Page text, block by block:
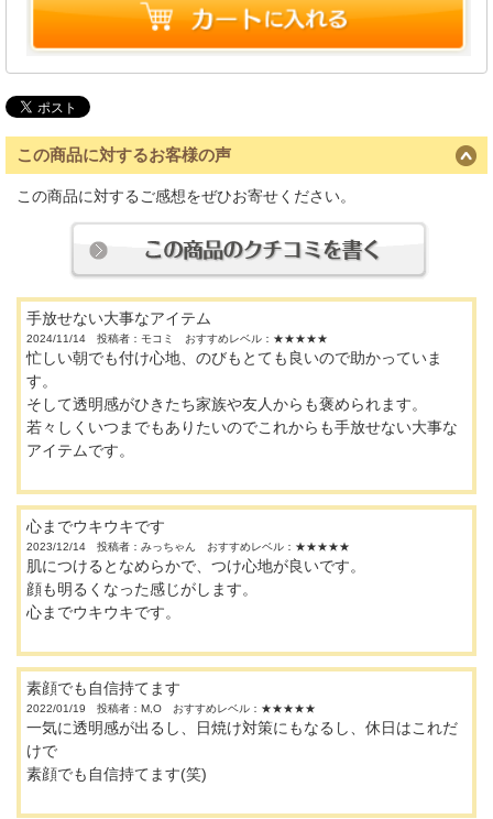
この商品に対するお客様の声
この商品に対するご感想をぜひお寄せください。
手放せない大事なアイテム
2024/11/14 投稿者：モコミ おすすめレベル： ★★★★★
忙しい朝でも付け心地、のびもとても良いので助かっていま
す。
そして透明感がひきたち家族や友人からも褒められます。
若々しくいつまでもありたいのでこれからも手放せない大事な
アイテムです。
心までウキウキです
2023/12/14 投稿者：みっちゃん おすすめレベル： ★★★★★
肌につけるとなめらかで、つけ心地が良いです。
顔も明るくなった感じがします。
心までウキウキです。
素顔でも自信持てます
2022/01/19 投稿者：M,O おすすめレベル： ★★★★★
一気に透明感が出るし、日焼け対策にもなるし、休日はこれだ
けで
素顔でも自信持てます(笑)